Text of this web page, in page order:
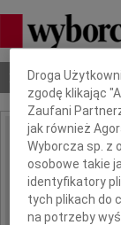
Nekrologi
IMIĘ I NAZWISKO:
REGION:
DATA EMISJI:
Dbamy o Twoją
Droga
zgodę klikając
Zaufani
jak również
Wyborcza sp. z
osobowe takie
identyfikatory
tych plikach do
na potrzeby